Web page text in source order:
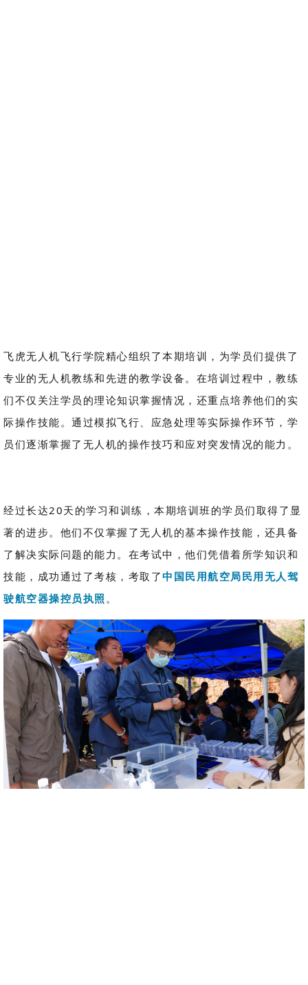
飞虎无人机飞行学院精心组织了本期培训，为学员们提供了
专业的无人机教练和先进的教学设备。在培训过程中，教练
们不仅关注学员的理论知识掌握情况，还重点培养他们的实
际操作技能。通过模拟飞行、应急处理等实际操作环节，学
员们逐渐掌握了无人机的操作技巧和应对突发情况的能力。
经过长达20天的学习和训练，本期培训班的学员们取得了显
著的进步。他们不仅掌握了无人机的基本操作技能，还具备
了解决实际问题的能力。在考试中，他们凭借着所学知识和
技能，成功通过了考核，考取了中国民用航空局民用无人驾
驶航空器操控员执照 。